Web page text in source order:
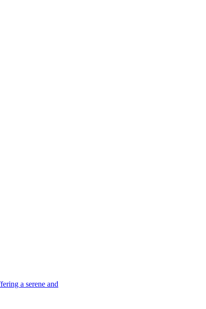
a serene and